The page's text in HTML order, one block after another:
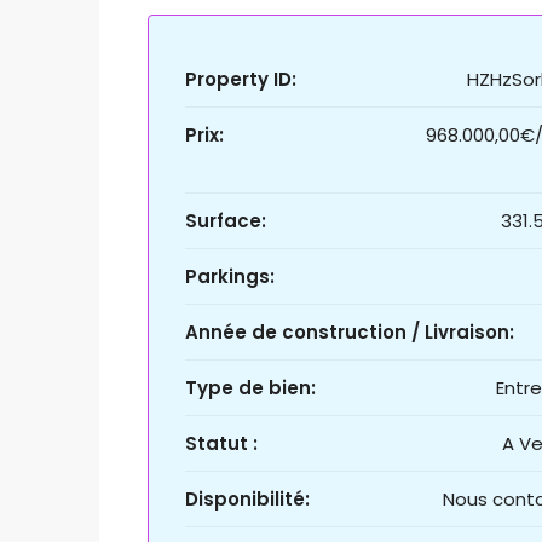
Property ID:
Prix:
Surface:
Parkings:
Année de construction / Livraison:
Type de bien:
Statut : A
Disponibilité: Nous